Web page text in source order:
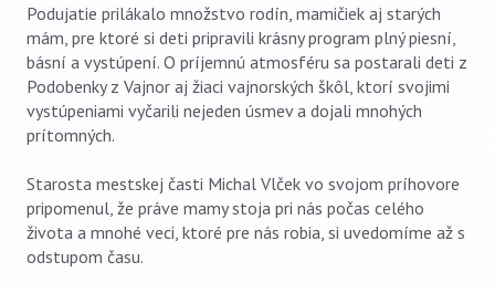
Podujatie prilákalo množstvo rodín, mamičiek aj starých
mám, pre ktoré si deti pripravili krásny program plný piesní,
básní a vystúpení. O príjemnú atmosféru sa postarali deti z
Podobenky z Vajnor aj žiaci vajnorských škôl, ktorí svojimi
vystúpeniami vyčarili nejeden úsmev a dojali mnohých
prítomných.
Starosta mestskej časti Michal Vlček vo svojom príhovore
pripomenul, že práve mamy stoja pri nás počas celého
života a mnohé veci, ktoré pre nás robia, si uvedomíme až s
odstupom času.